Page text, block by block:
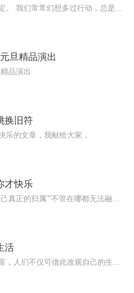
旦精品演出
品演出
换旧符
乐的文章，我献给大家，
才快乐
活